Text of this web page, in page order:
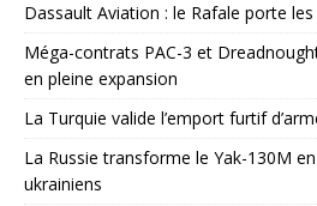
Dassault Aviation : le Rafale porte
Méga-contrats PAC-3 et
en pleine expansion
La Turquie valide l’emport furtif
La Russie transforme le Yak-130M
ukrainiens